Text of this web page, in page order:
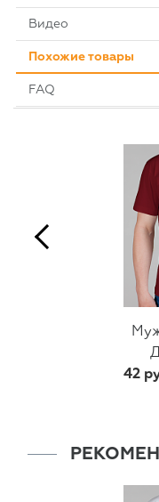
Видео
Похожие товары
FAQ
42